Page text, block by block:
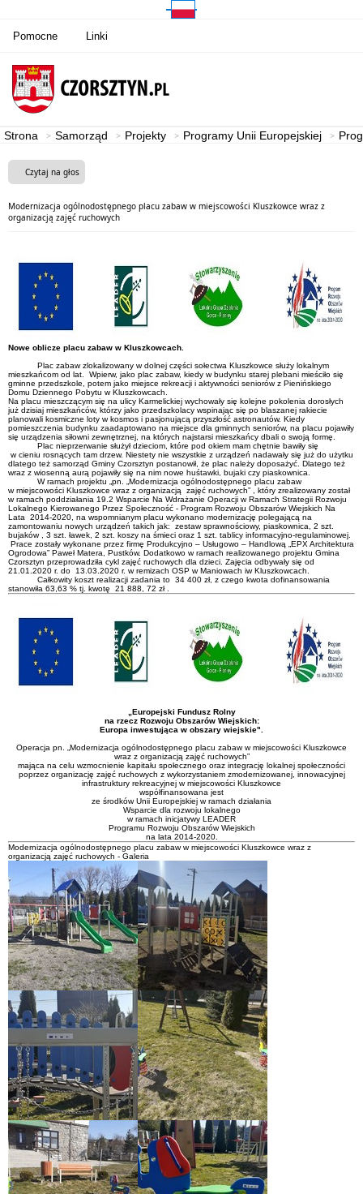
Pomocne Linki
Strona Samorząd Projekty Programy Unii Europejskiej
Czytaj na głos
Modernizacja ogólnodostępnego placu zabaw w miejscowości Kluszkowce wraz z
organizacją zajęć ruchowych
Nowe oblicze placu zabaw w Kluszkowcach.
Plac zabaw zlokalizowany w dolnej części sołectwa Kluszkowce służy lokalnym
mieszkańcom od lat. Wpierw, jako plac zabaw, kiedy w budynku starej plebani mieściło się
gminne przedszkole, potem jako miejsce rekreacji i aktywności seniorów z Pienińskiego
Domu Dziennego Pobytu w Kluszkowcach.
Na placu mieszczącym się na ulicy Karmelickiej wychowały się kolejne pokolenia dorosłych
już dzisiaj mieszkańców, którzy jako przedszkolacy wspinając się po blaszanej rakiecie
planowali kosmiczne loty w kosmos i pasjonującą przyszłość astronautów. Kiedy
pomieszczenia budynku zaadaptowano na miejsce dla gminnych seniorów, na placu pojawiły
się urządzenia siłowni zewnętrznej, na których najstarsi mieszkańcy dbali o swoją formę.
Plac nieprzerwanie służył dzieciom, które pod okiem mam chętnie bawiły się
w cieniu rosnących tam drzew. Niestety nie wszystkie z urządzeń nadawały się już do użytku
dlatego też samorząd Gminy Czorsztyn postanowił, że plac należy doposażyć. Dlatego też
wraz z wiosenną aurą pojawiły się na nim nowe huśtawki, bujaki czy piaskownica.
W ramach projektu „pn. „Modernizacja ogólnodostępnego placu zabaw
w miejscowości Kluszkowce wraz z organizacją zajęć ruchowych” , który zrealizowany został
w ramach poddziałania 19.2 Wsparcie Na Wdrażanie Operacji w Ramach Strategii Rozwoju
Lokalnego Kierowanego Przez Społeczność - Program Rozwoju Obszarów Wiejskich Na
Lata 2014-2020, na wspomnianym placu wykonano modernizację polegającą na
zamontowaniu nowych urządzeń takich jak: zestaw sprawnościowy, piaskownica, 2 szt.
bujaków , 3 szt. ławek, 2 szt. koszy na śmieci oraz 1 szt. tablicy informacyjno-regulaminowej.
Prace zostały wykonane przez firmę Produkcyjno – Usługowo – Handlową „EPX Architektura
Ogrodowa” Paweł Matera, Pustków. Dodatkowo w ramach realizowanego projektu Gmina
Czorsztyn przeprowadziła cykl zajęć ruchowych dla dzieci. Zajęcia odbywały się od
21.01.2020 r. do 13.03.2020 r. w remizach OSP w Maniowach iw Kluszkowcach.
Całkowity koszt realizacji zadania to 34 400 zł, z czego kwota dofinansowania
stanowiła 63,63 % tj. kwotę 21 888, 72 zł .
„Europejski Fundusz Rolny
na rzecz Rozwoju Obszarów Wiejskich:
Europa inwestująca w obszary wiejskie".
Operacja pn. „Modernizacja ogólnodostępnego placu zabaw w miejscowości Kluszkowce
wraz z organizacją zajęć ruchowych”
mająca na celu wzmocnienie kapitału społecznego oraz integrację lokalnej społeczności
poprzez organizację zajęć ruchowych z wykorzystaniem zmodernizowanej, innowacyjnej
infrastruktury rekreacyjnej w miejscowości Kluszkowce
współfinansowana jest
ze środków Unii Europejskiej w ramach działania
Wsparcie dla rozwoju lokalnego
w ramach inicjatywy LEADER
Programu Rozwoju Obszarów Wiejskich
na lata 2014-2020.
Modernizacja ogólnodostępnego placu zabaw w miejscowości Kluszkowce wraz z
organizacją zajęć ruchowych - Galeria